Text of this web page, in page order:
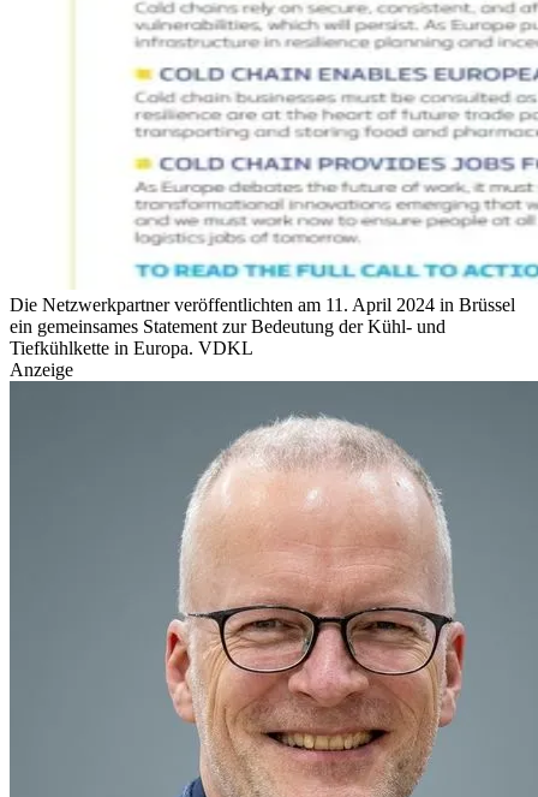
Die Netzwerkpartner veröffentlichten am 11. April 2024 in Brüssel
ein gemeinsames Statement zur Bedeutung der Kühl- und
Tiefkühlkette in Europa. VDKL
Anzeige